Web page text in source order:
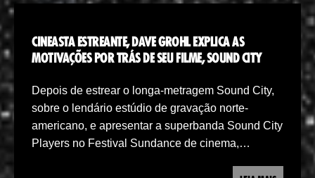
CINEASTA ESTREANTE, DAVE GROHL EXPLICA AS
MOTIVAÇÕES POR TRÁS DE SEU FILME, SOUND CITY
Depois de estrear o longa-metragem Sound City,
sobre o lendário estúdio de gravação norte-
americano, e apresentar a superbanda Sound City
Players no Festival Sundance de cinema,…